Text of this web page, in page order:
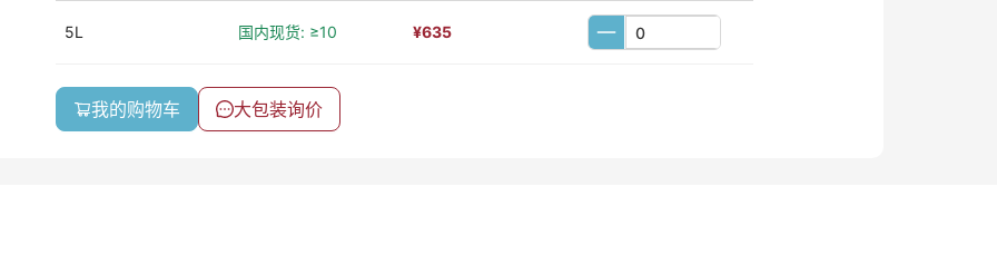
5L 国内现货: ≥10 ¥635
我的购物车 大包装询价